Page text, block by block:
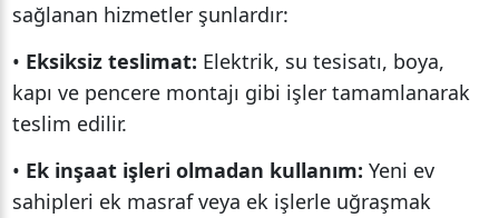
sağlanan hizmetler şunlardır:
• Eksiksiz teslimat: Elektrik, su tesisatı, boya,
kapı ve pencere montajı gibi işler tamamlanarak
teslim edilir.
• Ek inşaat işleri olmadan kullanım: Yeni ev
sahipleri ek masraf veya ek işlerle uğraşmak